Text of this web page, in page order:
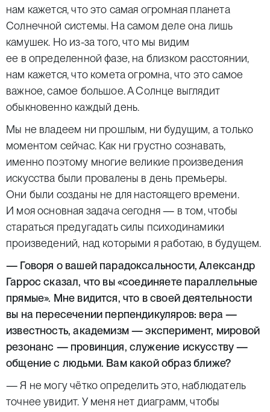
нам кажется, что это самая огромная планета
Солнечной системы. На самом деле она лишь
камушек. Но из-за того, что мы видим
ее в определенной фазе, на близком расстоянии,
нам кажется, что комета огромна, что это самое
важное, самое большое. А Солнце выглядит
обыкновенно каждый день.
Мы не владеем ни прошлым, ни будущим, а только
моментом сейчас. Как ни грустно сознавать,
именно поэтому многие великие произведения
искусства были провалены в день премьеры.
Они были созданы не для настоящего времени.
И моя основная задача сегодня — в том, чтобы
стараться предугадать силы психодинамики
произведений, над которыми я работаю, в будущем.
— Говоря о вашей парадоксальности, Александр
Гаррос сказал, что вы «соединяете параллельные
прямые». Мне видится, что в своей деятельности
вы на пересечении перпендикуляров: вера —
известность, академизм — эксперимент, мировой
резонанс — провинция, служение искусству —
общение с людьми. Вам какой образ ближе?
— Я не могу чётко определить это, наблюдатель
точнее увидит. У меня нет диаграмм, чтобы